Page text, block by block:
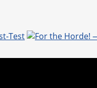
p
e
er e
b
s
Test